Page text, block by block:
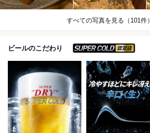
すべての写真を見る（101件）
ビールのこだわり